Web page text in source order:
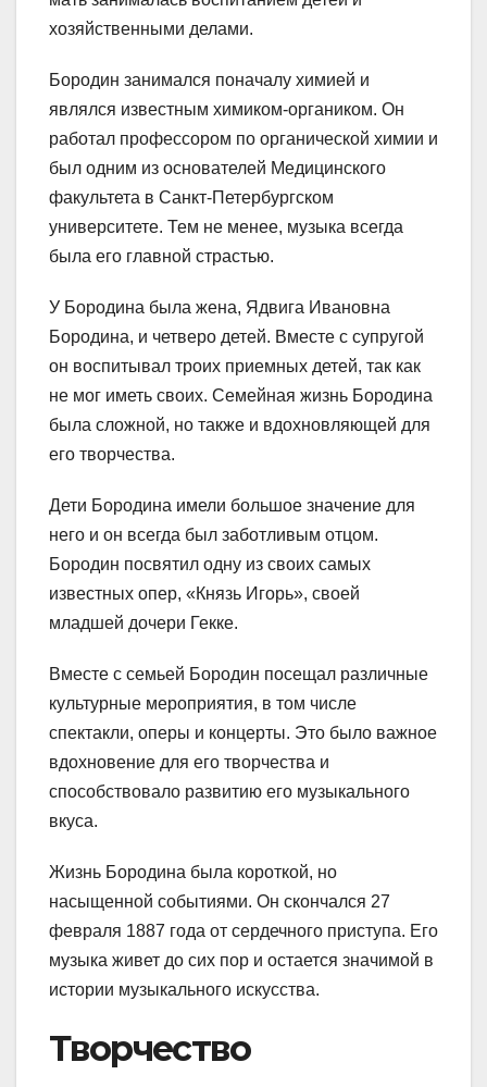
хозяйственными делами.
Бородин занимался поначалу химией и
являлся известным химиком-органиком. Он
работал профессором по органической химии и
был одним из основателей Медицинского
факультета в Санкт-Петербургском
университете. Тем не менее, музыка всегда
была его главной страстью.
У Бородина была жена, Ядвига Ивановна
Бородина, и четверо детей. Вместе с супругой
он воспитывал троих приемных детей, так как
не мог иметь своих. Семейная жизнь Бородина
была сложной, но также и вдохновляющей для
его творчества.
Дети Бородина имели большое значение для
него и он всегда был заботливым отцом.
Бородин посвятил одну из своих самых
известных опер, «Князь Игорь», своей
младшей дочери Гекке.
Вместе с семьей Бородин посещал различные
культурные мероприятия, в том числе
спектакли, оперы и концерты. Это было важное
вдохновение для его творчества и
способствовало развитию его музыкального
вкуса.
Жизнь Бородина была короткой, но
насыщенной событиями. Он скончался 27
февраля 1887 года от сердечного приступа. Его
музыка живет до сих пор и остается значимой в
истории музыкального искусства.
Творчество